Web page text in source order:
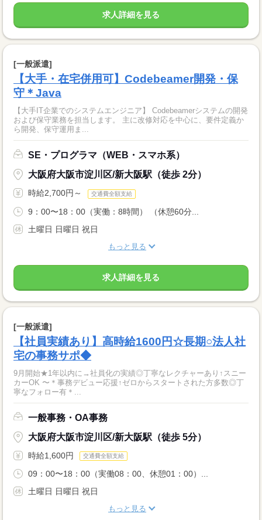
求人詳細を見る
[一般派遣]
【大手・在宅併用可】Codebeamer開発・保
守＊Java
【大手IT企業でのシステムエンジニア】 Codebeamerシステムの開発
および保守業務を担当します。 主に改修対応を中心に、要件定義か
ら開発、保守運用ま...
SE・プログラマ（WEB・スマホ系）
大阪府大阪市淀川区/新大阪駅（徒歩 2分）
時給2,700円～ 交通費全額支給
9：00〜18：00（実働：8時間） （休憩60分...
土曜日 日曜日 祝日
もっと見る
求人詳細を見る
[一般派遣]
【社員実績あり】高時給1600円☆長期○法人社
宅の事務サポ◆
9月開始★1年以内に→社員化の実績◎丁寧なレクチャーあり↑スニー
カーOK 〜＊事務デビュー応援↑ゼロからスタートされた方多数◎丁
寧なフォロー有＊...
一般事務・OA事務
大阪府大阪市淀川区/新大阪駅（徒歩 5分）
時給1,600円 交通費全額支給
09：00〜18：00（実働08：00、休憩01：00）...
土曜日 日曜日 祝日
もっと見る